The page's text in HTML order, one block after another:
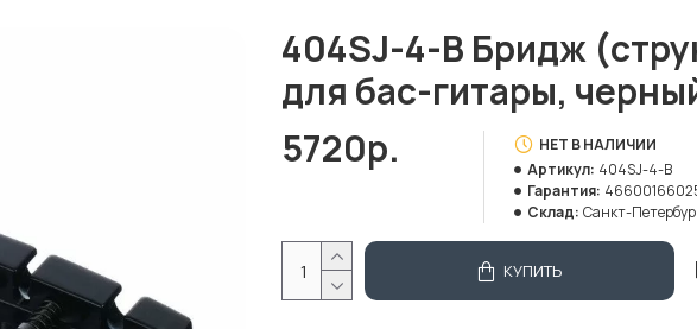
404SJ-4-B Бридж
для бас-гитары,
5720р.
НЕТ В НАЛИЧИИ
Артикул: 404SJ-4-B
Гарантия:
Склад: Санкт-
КУПИТЬ